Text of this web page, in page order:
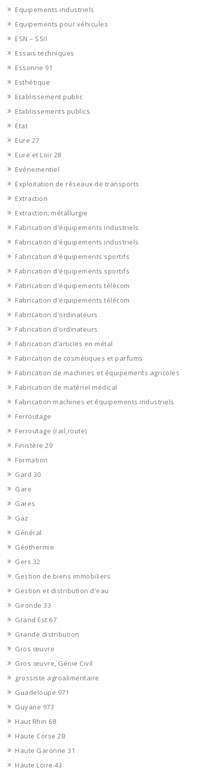
Equipements industriels
Equipements pour véhicules
ESN – SSII
Essais techniques
Essonne 91
Esthétique
Etablissement public
Etablissements publics
Etat
Eure 27
Eure et Loir 28
Evénementiel
Exploitation de réseaux de transports
Extraction
Extraction, métallurgie
Fabrication d'équipements industriels
Fabrication d'équipements industriels
Fabrication d'équipements sportifs
Fabrication d'équipements sportifs
Fabrication d'équipements télécom
Fabrication d'équipements télécom
Fabrication d'ordinateurs
Fabrication d'ordinateurs
Fabrication d’articles en métal
Fabrication de cosmétiques et parfums
Fabrication de machines et équipements agricoles
Fabrication de matériel médical
Fabrication machines et équipements industriels
Ferroutage
Ferroutage (rail,route)
Finistère 29
Formation
Gard 30
Gare
Gares
Gaz
Général
Géothermie
Gers 32
Gestion de biens immobiliers
Gestion et distribution d'eau
Gironde 33
Grand Est 67
Grande distribution
Gros œuvre
Gros œuvre, Génie Civil
grossiste agroalimentaire
Guadeloupe 971
Guyane 973
Haut Rhin 68
Haute Corse 2B
Haute Garonne 31
Haute Loire 43